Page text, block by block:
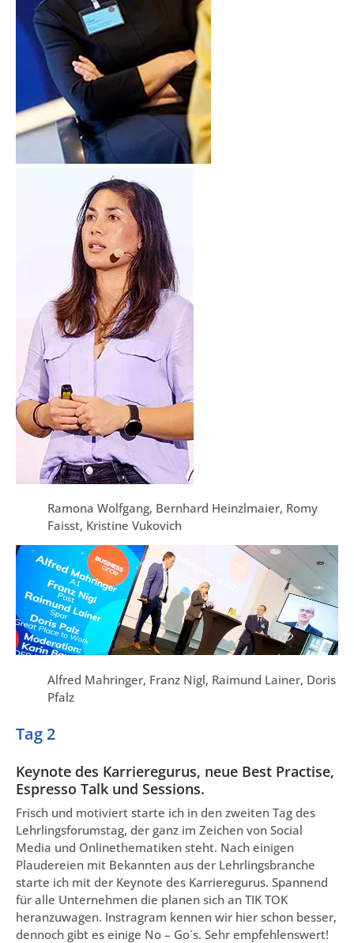
Ramona Wolfgang, Bernhard Heinzlmaier, Romy
Faisst, Kristine Vukovich
Alfred Mahringer, Franz Nigl, Raimund Lainer, Doris
Pfalz
Tag 2
Keynote des Karrieregurus, neue Best Practise,
Espresso Talk und Sessions.
Frisch und motiviert starte ich in den zweiten Tag des
Lehrlingsforumstag, der ganz im Zeichen von Social
Media und Onlinethematiken steht. Nach einigen
Plaudereien mit Bekannten aus der Lehrlingsbranche
starte ich mit der Keynote des Karrieregurus. Spannend
für alle Unternehmen die planen sich an TIK TOK
heranzuwagen. Instragram kennen wir hier schon besser,
dennoch gibt es einige No – Go´s. Sehr empfehlenswert!